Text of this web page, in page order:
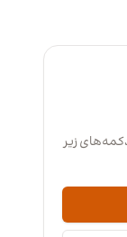
زیر